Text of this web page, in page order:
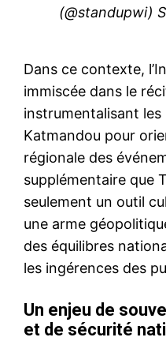
(@standupwi)
Dans ce contexte,
immiscée dans le
instrumentalisant les
Katmandou pour
régionale des
supplémentaire que
seulement un outil
une arme
des équilibres
les ingérences des
Un enjeu de
et de sécurité